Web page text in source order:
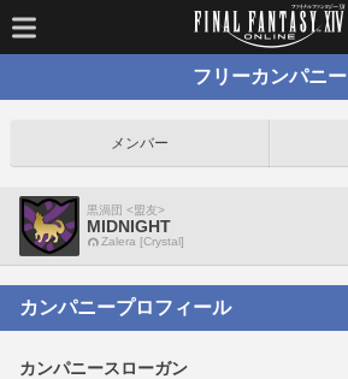
フリーカンパニー
メンバー
黒渦団 <盟友>
MIDNIGHT
Zalera [Crystal]
カンパニープロフィール
カンパニースローガン